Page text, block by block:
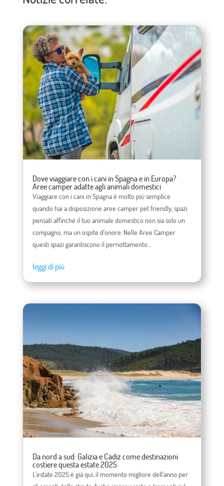
Dove viaggiare con i cani in Spagna e in Europa?
Aree camper adatte agli animali domestici
Viaggiare con i cani in Spagna è molto più semplice
quando hai a disposizione aree camper pet friendly, spazi
pensati affinché il tuo animale domestico non sia solo un
compagno, ma un ospite d'onore. Nelle Aree Camper
questi spazi garantiscono il pernottamento...
leggi di più
Da nord a sud: Galizia e Cádiz come destinazioni
costiere questa estate 2025
L'estate 2025 è già qui, il momento migliore dell'anno per